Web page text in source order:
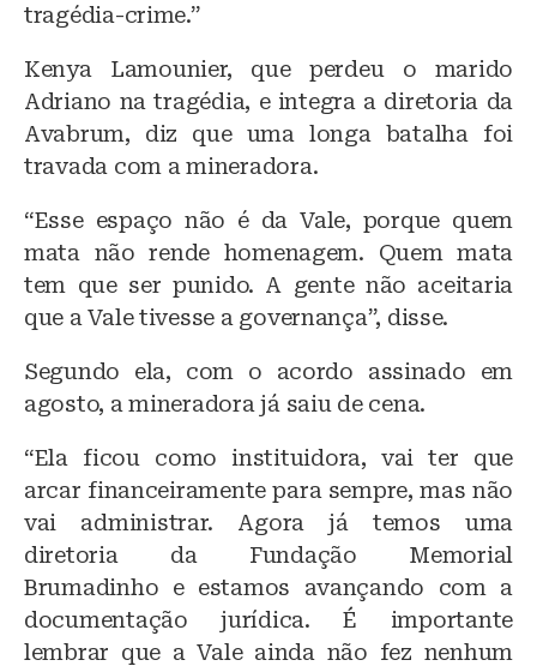
tragédia-crime.”
Kenya Lamounier, que perdeu o marido
Adriano na tragédia, e integra a diretoria da
Avabrum, diz que uma longa batalha foi
travada com a mineradora.
“Esse espaço não é da Vale, porque quem
mata não rende homenagem. Quem mata
tem que ser punido. A gente não aceitaria
que a Vale tivesse a governança”, disse.
Segundo ela, com o acordo assinado em
agosto, a mineradora já saiu de cena.
“Ela ficou como instituidora, vai ter que
arcar financeiramente para sempre, mas não
vai administrar. Agora já temos uma
diretoria da Fundação Memorial
Brumadinho e estamos avançando com a
documentação jurídica. É importante
lembrar que a Vale ainda não fez nenhum